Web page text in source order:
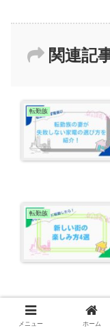
関連記
転勤族
転勤族
転勤族
メニュー ホーム